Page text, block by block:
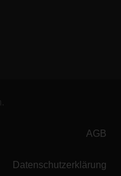
AGB
Datenschutzerklärung